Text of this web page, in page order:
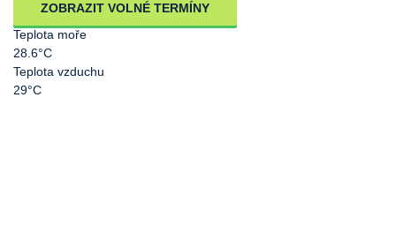
ZOBRAZIT VOLNÉ TERMÍNY
Teplota moře
28.6°C
Teplota vzduchu
29°C